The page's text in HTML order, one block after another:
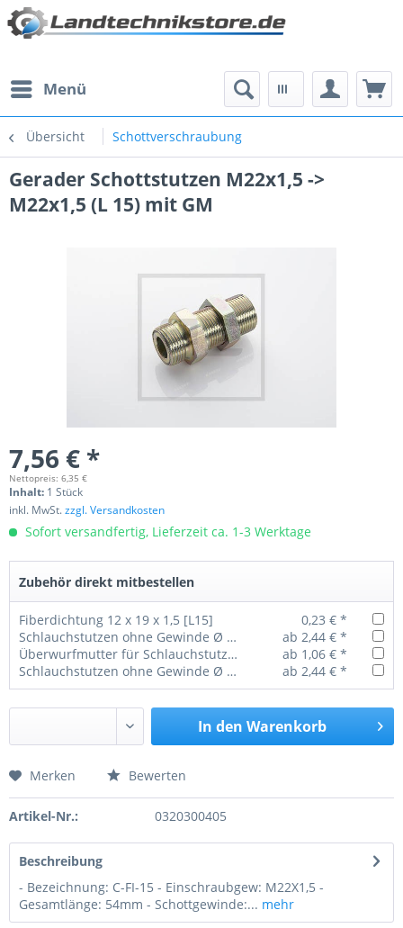
Menü
Übersicht Schottverschraubung
Gerader Schottstutzen M22x1,5 ->
M22x1,5 (L 15) mit GM
7,56 € *
Nettopreis: 6,35 €
Inhalt: 1 Stück
inkl. MwSt.zzgl. Versandkosten
Sofort versandfertig, Lieferzeit ca. 1-3 Werktage
Zubehör direkt mitbestellen
Fiberdichtung 12 x 19 x 1,5 [L15]
0,23 € *
Schlauchstutzen ohne Gewinde Ø 13 mm
ab 2,44 € *
Überwurfmutter für Schlauchstutzen M22x1,5
ab 1,06 € *
Schlauchstutzen ohne Gewinde Ø 11 mm
ab 2,44 € *
In den Warenkorb
Preis anfragen
Merken Bewerten
Artikel-Nr.: 0320300405
Beschreibung
- Bezeichnung: C-FI-15 - Einschraubgew: M22X1,5 -
Gesamtlänge: 54mm - Schottgewinde:... mehr